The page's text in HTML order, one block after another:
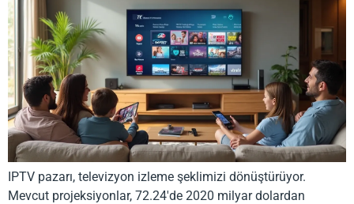
IPTV pazarı, televizyon izleme şeklimizi dönüştürüyor.
Mevcut projeksiyonlar, 72.24'de 2020 milyar dolardan